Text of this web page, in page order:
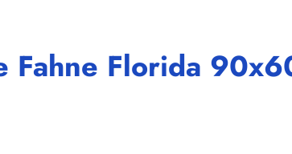
Fahne Florida